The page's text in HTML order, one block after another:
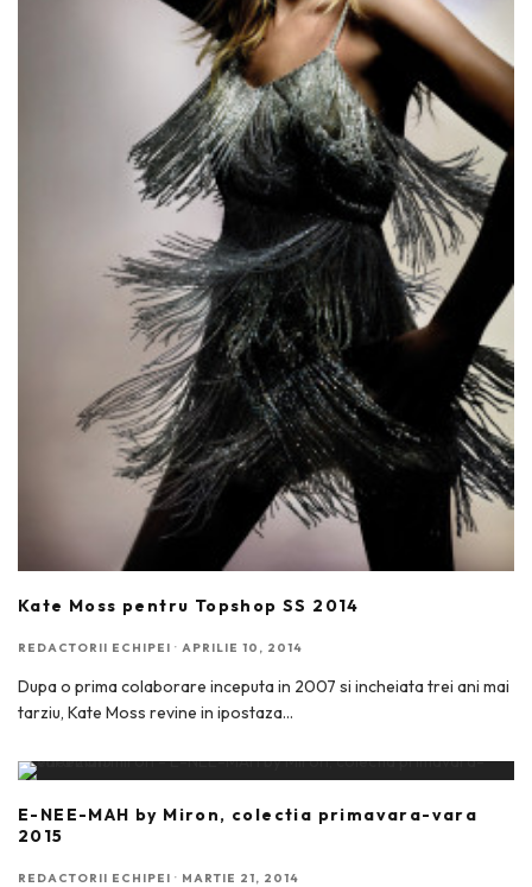
Kate Moss pentru Topshop SS 2014
REDACTORII ECHIPEI · APRILIE 10, 2014
Dupa o prima colaborare inceputa in 2007 si incheiata trei ani mai
tarziu, Kate Moss revine in ipostaza...
E-NEE-MAH by Miron, colectia primavara-vara
2015
REDACTORII ECHIPEI · MARTIE 21, 2014